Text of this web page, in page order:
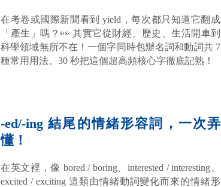
在考卷或國際新聞看到 yield，每次都只知道它翻成
「產生」嗎？👀 其實它從財經、歷史、生活開車到
科學領域無所不在！一個字同時包辦名詞和動詞共 7
種常用用法。30 秒把這個超高頻核心字徹底記熟！
-ed/-ing 結尾的情緒形容詞，一次弄
懂！
在英文裡，像 bored / boring、interested / interesting、
excited / exciting 這類由情緒動詞變化而來的情緒形